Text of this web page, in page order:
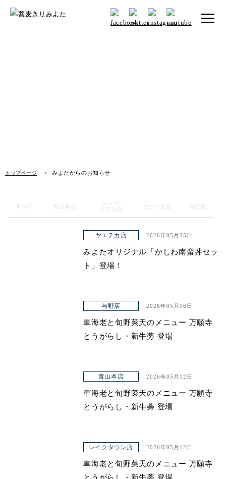
トップページ みよたからのお知らせ
お知らせ
アクセス
すべて 青山本店
レイク
タウン店
ヤエチカ店 与野店
ヤエチカ店 2026年05月25日
みよたオリジナル「かしわ南蛮丼セッ
ト」登場！
与野店 2026年05月16日
車海老と旬野菜天のメニュー 万願寺
とうがらし・新牛蒡 登場
青山本店 2026年05月12日
車海老と旬野菜天のメニュー 万願寺
とうがらし・新牛蒡 登場
レイクタウン店 2026年05月12日
車海老と旬野菜天のメニュー 万願寺